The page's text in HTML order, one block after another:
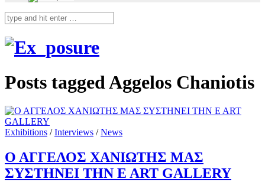
Posts taggedAggelos Chaniotis
Exhibitions /Interviews /News
Ο ΑΓΓΕΛΟΣ ΧΑΝΙΩΤΗΣ ΜΑΣ
ΣΥΣΤΗΝΕΙ ΤΗΝ E ART GALLERY